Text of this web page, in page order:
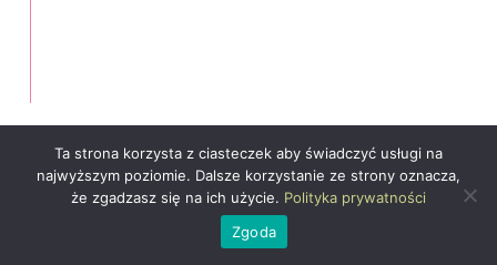
Ta strona korzysta z ciasteczek aby świadczyć usługi na
najwyższym poziomie. Dalsze korzystanie ze strony oznacza,
że zgadzasz się na ich użycie. Polityka prywatności
Zgoda